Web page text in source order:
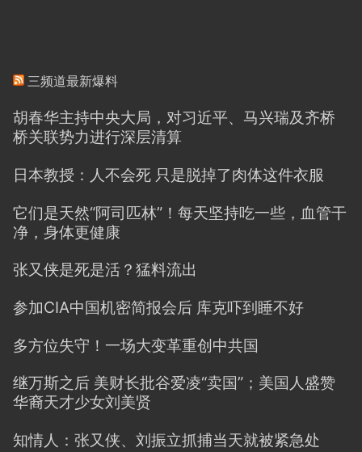
三频道最新爆料
胡春华主持中央大局，对习近平、马兴瑞及齐桥
桥关联势力进行深层清算
日本教授：人不会死 只是脱掉了肉体这件衣服
它们是天然“阿司匹林”！每天坚持吃一些，血管干
净，身体更健康
张又侠是死是活？猛料流出
参加CIA中国机密简报会后 库克吓到睡不好
多方位失守！一场大变革重创中共国
继万斯之后 美财长批谷爱凌“卖国”；美国人盛赞
华裔天才少女刘美贤
知情人：张又侠、刘振立抓捕当天就被紧急处